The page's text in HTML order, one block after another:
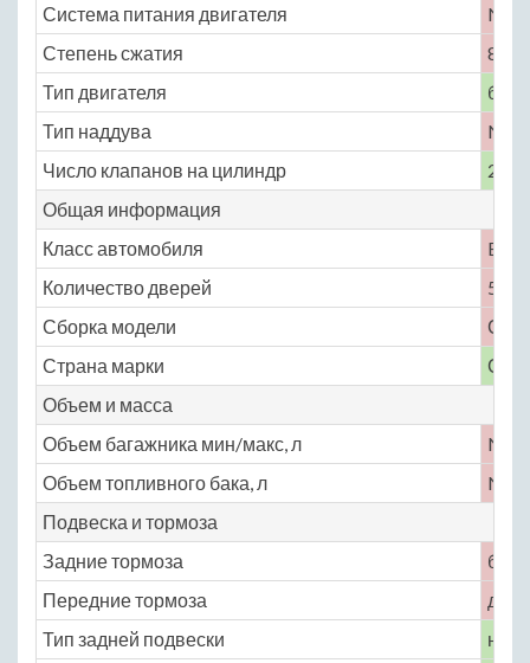
Система питания двигателя
No
Степень сжатия
8.2
Тип двигателя
Тип наддува
No
Число клапанов на цилиндр
2
Общая информация
Класс автомобиля
E
Количество дверей
5
Сборка модели
Страна марки
Объем и масса
Объем багажника мин/макс, л
No
Объем топливного бака, л
No
Подвеска и тормоза
Задние тормоза
Передние тормоза
Тип задней подвески